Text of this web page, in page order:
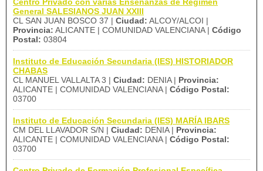
General SALESIANOS JUAN XXIII
CL SAN JUAN BOSCO 37 | Ciudad: ALCOY/ALCOI |
Provincia: ALICANTE | COMUNIDAD VALENCIANA | Código
Postal: 03804
Instituto de Educación Secundaria (IES) HISTORIADOR
CHABAS
CL MANUEL VALLALTA 3 | Ciudad: DENIA | Provincia:
ALICANTE | COMUNIDAD VALENCIANA | Código Postal:
03700
Instituto de Educación Secundaria (IES) MARÍA IBARS
CM DEL LLAVADOR S/N | Ciudad: DENIA | Provincia:
ALICANTE | COMUNIDAD VALENCIANA | Código Postal:
03700